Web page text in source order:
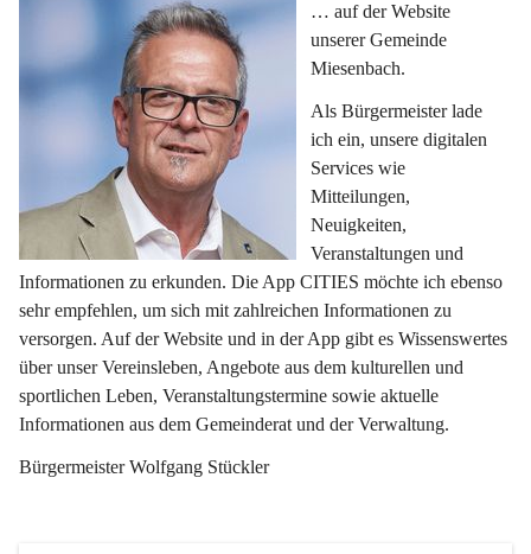
… auf der Website
unserer Gemeinde
Miesenbach.
Als Bürgermeister lade
ich ein, unsere digitalen
Services wie
Mitteilungen,
Neuigkeiten,
Veranstaltungen und
Informationen zu erkunden. Die App CITIES möchte ich ebenso
sehr empfehlen, um sich mit zahlreichen Informationen zu
versorgen. Auf der Website und in der App gibt es Wissenswertes
über unser Vereinsleben, Angebote aus dem kulturellen und
sportlichen Leben, Veranstaltungstermine sowie aktuelle
Informationen aus dem Gemeinderat und der Verwaltung.
Bürgermeister Wolfgang Stückler